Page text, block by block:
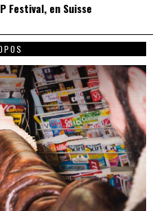
Festival, en Suisse